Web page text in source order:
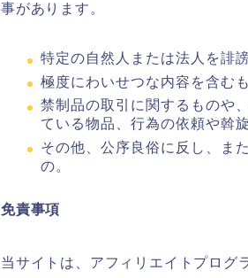
事があります。
特定の自然人または法人を誹
極度にわいせつな内容を含むも
禁制品の取引に関するものや
ている物品、行為の依頼や斡
その他、公序良俗に反し、ま
の。
免責事項
当サイトは、アフィリエイトプログ